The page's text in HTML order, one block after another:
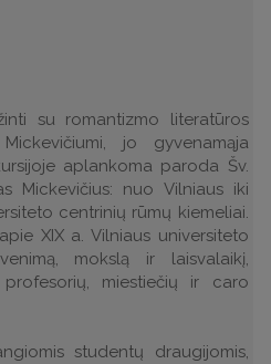
su romantizmo literatūros
jo gyvenamąja
aplankoma paroda Šv.
Mickevičius: nuo Vilniaus iki
centrinių rūmų kiemeliai.
XIX a. Vilniaus universiteto
mokslą ir laisvalaikį,
miestiečių ir caro
studentų draugijomis,